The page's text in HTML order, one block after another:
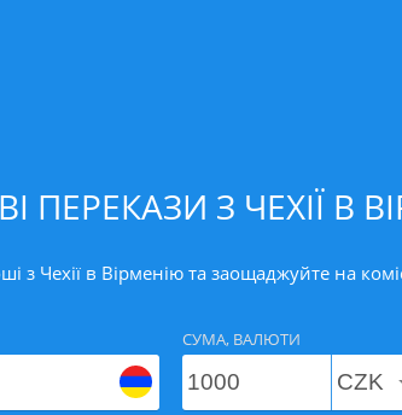
ПЕРЕКАЗИ З ЧЕХІЇ В
з Чехії в Вірменію та заощаджуйте на
СУМА, ВАЛЮТИ